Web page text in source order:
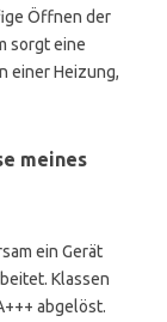
Öffnen der
sorgt eine
einer Heizung,
meines
ein Gerät
Klassen
abgelöst.